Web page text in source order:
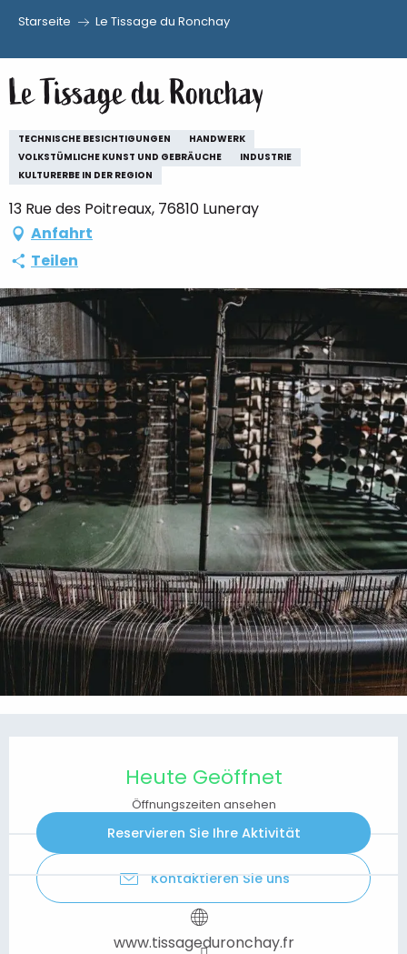
au
contenu
principal
Starseite Le Tissage du Ronchay
Le Tissage du Ronchay
TECHNISCHE BESICHTIGUNGEN
HANDWERK
VOLKSTÜMLICHE KUNST UND GEBRÄUCHE
INDUSTRIE
KULTURERBE IN DER REGION
13 Rue des Poitreaux, 76810 Luneray
Anfahrt
Teilen
Heute Geöffnet
Öffnungszeiten ansehen
Reservieren Sie Ihre Aktivität
Kontaktieren Sie uns
www.tissageduronchay.fr